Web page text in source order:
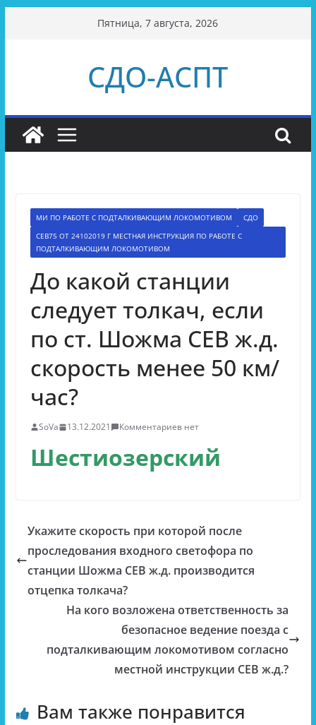
Пятница, 7 августа, 2026
СДО-АСПТ
МИ ПО РАБОТЕ С ПОДТАЛКИВАЮЩИМ ЛОКОМОТИВОМ
СДО
СЕВ75 ОТ 24102019 Г МЕСТНАЯ ИНСТРУКЦИЯ ПО РАБОТЕ С
ПОДТАЛКИВАЮЩИМ ЛОКОМОТИВОМ
До какой станции
следует толкач, если
по ст. Шожма СЕВ ж.д.
скорость менее 50 км/
час?
SoVa 13.12.2021 Комментариев нет
Шестиозерский
Укажите скорость при которой после
проследования входного светофора по
станции Шожма СЕВ ж.д. производится
отцепка толкача?
На кого возложена ответственность за
безопасное ведение поезда с
подталкивающим локомотивом согласно
местной инструкции СЕВ ж.д.?
Вам также понравится